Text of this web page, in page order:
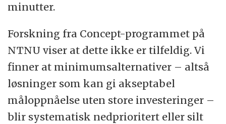
minutter.
Forskning fra Concept-programmet på
NTNU viser at dette ikke er tilfeldig. Vi
finner at minimumsalternativer – altså
løsninger som kan gi akseptabel
måloppnåelse uten store investeringer –
blir systematisk nedprioritert eller silt